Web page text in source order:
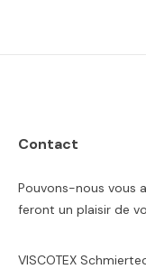
Contact
Pouvons-nous vous
feront un plaisir de
VISCOTEX